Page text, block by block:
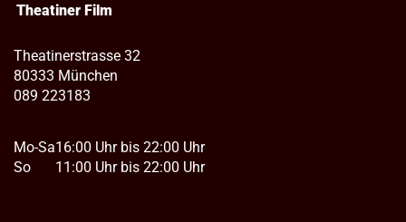
Theatiner Film
Theatinerstrasse 32
80333 München
089 223183
Mo-Sa
So
16:00 Uhr bis 22:00 Uhr
11:00 Uhr bis 22:00 Uhr